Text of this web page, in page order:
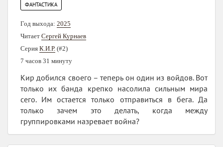
ФАНТАСТИКА
Год выхода: 2025
Читает Сергей Курнаев
Серия К.И.Р. (#2)
7 часов 31 минуту
Кир добился своего – теперь он один из войдов. Вот
только их банда крепко насолила сильным мира
сего. Им остается только отправиться в бега. Да
только зачем это делать, когда между
группировками назревает война?